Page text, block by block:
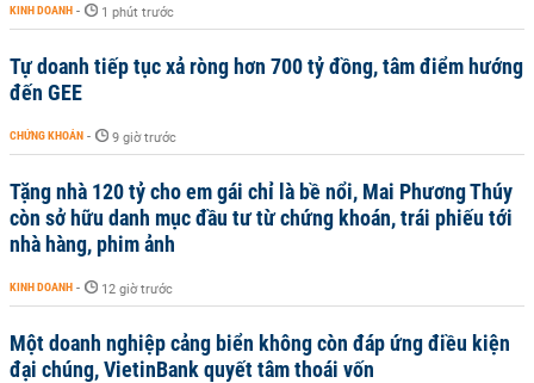
KINH DOANH - 1 phút trước
Tự doanh tiếp tục xả ròng hơn 700 tỷ đồng, tâm điểm hướng
đến GEE
CHỨNG KHOÁN - 9 giờ trước
Tặng nhà 120 tỷ cho em gái chỉ là bề nổi, Mai Phương Thúy
còn sở hữu danh mục đầu tư từ chứng khoán, trái phiếu tới
nhà hàng, phim ảnh
KINH DOANH - 12 giờ trước
Một doanh nghiệp cảng biển không còn đáp ứng điều kiện
đại chúng, VietinBank quyết tâm thoái vốn